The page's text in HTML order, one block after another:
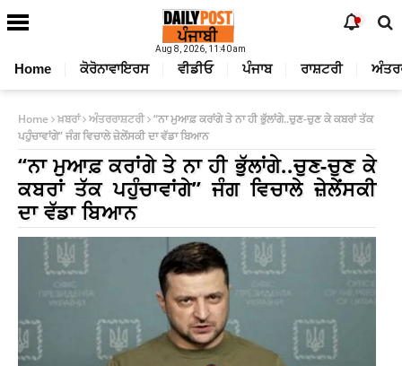
Aug 8, 2026, 11:40 am
Home ਕੋਰੋਨਾਵਾਇਰਸ ਵੀਡੀਓ ਪੰਜਾਬ ਰਾਸ਼ਟਰੀ
Home ਖ਼ਬਰਾਂ ਅੰਤਰਰਾਸ਼ਟਰੀ “ਨਾ ਮੁਆਫ਼ ਕਰਾਂਗੇ ਤੇ ਨਾ ਹੀ ਭੁੱਲਾਂਗੇ..ਚੁਣ-ਚੁਣ ਕੇ ਕਬਰਾਂ ਤੱਕ
ਪਹੁੰਚਾਵਾਂਗੇ” ਜੰਗ ਵਿਚਾਲੇ ਜ਼ੇਲੇਂਸਕੀ ਦਾ ਵੱਡਾ ਬਿਆਨ
“ਨਾ ਮੁਆਫ਼ ਕਰਾਂਗੇ ਤੇ ਨਾ ਹੀ ਭੁੱਲਾਂਗੇ..ਚੁਣ-ਚੁਣ ਕੇ
ਕਬਰਾਂ ਤੱਕ ਪਹੁੰਚਾਵਾਂਗੇ” ਜੰਗ ਵਿਚਾਲੇ ਜ਼ੇਲੇਂਸਕੀ
ਦਾ ਵੱਡਾ ਬਿਆਨ